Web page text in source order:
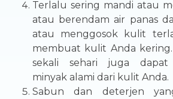
Terlalu sering mandi atau
atau berendam air panas
atau menggosok kulit
membuat kulit Anda
sekali sehari juga dapat
minyak alami dari kulit Anda.
Sabun dan deterjen